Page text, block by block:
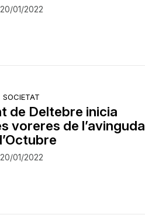
20/01/2022
SOCIETAT
de Deltebre inicia
voreres de l’avinguda
20/01/2022